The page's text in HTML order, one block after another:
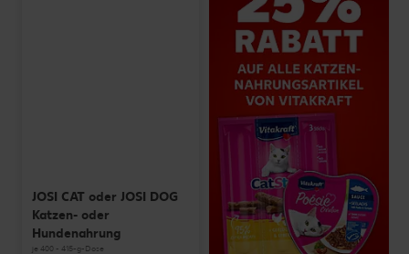
JOSI CAT oder JOSI DOG
Katzen- oder
Hundenahrung
je 400 - 415-g-Dose